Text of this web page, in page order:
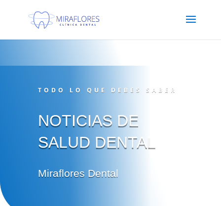
TODO LO QUE DEBES SABER
NOTICIAS DE
SALUD DENTAL
Miraflores Dental